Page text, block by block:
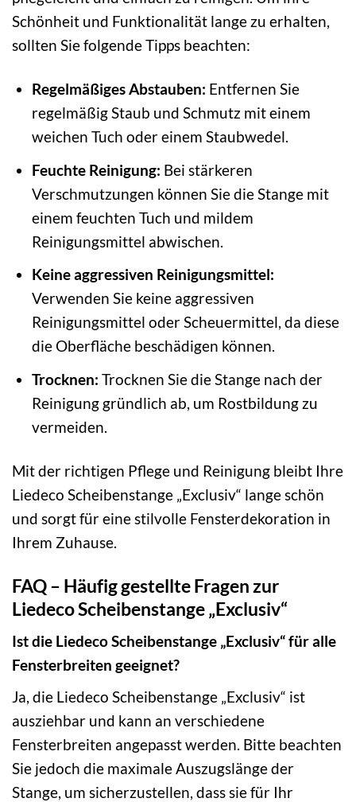
Schönheit und Funktionalität lange zu erhalten,
sollten Sie folgende Tipps beachten:
Regelmäßiges Abstauben: Entfernen Sie
regelmäßig Staub und Schmutz mit einem
weichen Tuch oder einem Staubwedel.
Feuchte Reinigung: Bei stärkeren
Verschmutzungen können Sie die Stange mit
einem feuchten Tuch und mildem
Reinigungsmittel abwischen.
Keine aggressiven Reinigungsmittel:
Verwenden Sie keine aggressiven
Reinigungsmittel oder Scheuermittel, da diese
die Oberfläche beschädigen können.
Trocknen: Trocknen Sie die Stange nach der
Reinigung gründlich ab, um Rostbildung zu
vermeiden.
Mit der richtigen Pflege und Reinigung bleibt Ihre
Liedeco Scheibenstange „Exclusiv“ lange schön
und sorgt für eine stilvolle Fensterdekoration in
Ihrem Zuhause.
FAQ – Häufig gestellte Fragen zur
Liedeco Scheibenstange „Exclusiv“
Ist die Liedeco Scheibenstange „Exclusiv“ für alle
Fensterbreiten geeignet?
Ja, die Liedeco Scheibenstange „Exclusiv“ ist
ausziehbar und kann an verschiedene
Fensterbreiten angepasst werden. Bitte beachten
Sie jedoch die maximale Auszugslänge der
Stange, um sicherzustellen, dass sie für Ihr